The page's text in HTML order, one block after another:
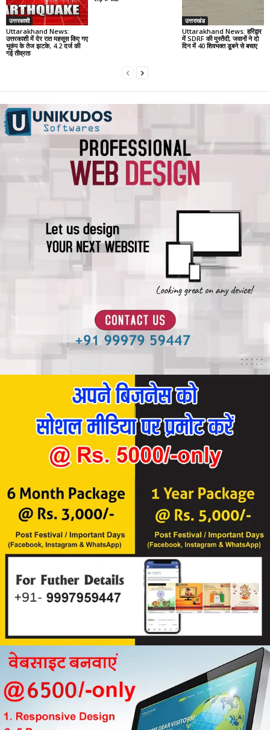
उत्तरकाशी
Uttarakhand News:
उत्तरकाशी में देर रात महसूस किए गए
भूकंप के तेज झटके, 4.2 दर्ज की
गई तीव्रता
उत्तराखंड
Uttarakhand News: हरिद्वार
में SDRF की मुस्तैदी, जवानों ने दो
दिन में 40 शिवभक्त डूबने से बचाए